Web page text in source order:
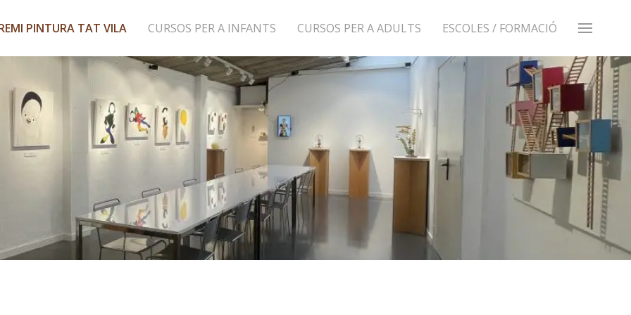
PINTURA TAT VILA CURSOS PER A INFANTS CURSOS PER A ADULTS ESCOLES / FORMACIÓ